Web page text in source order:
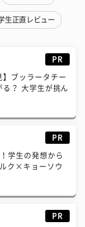
生正直レビュー
PR
】ブッラータチー
る？ 大学生が挑ん
PR
学生の発想から
ク×キョーソウ
PR